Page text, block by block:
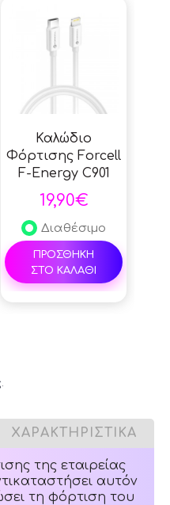
Καλώδιο
Φόρτισης Forcell
F-Energy C901
Type C σε
Lightning Mfi PD
3A 30w 1m - White
19,90€
Διαθέσιμο
ΠΡΟΣΘΗΚΗ
ΣΤΟ ΚΑΛΑΘΙ
ΧΑΡΑΚΤΗΡΙΣΤΙΚΑ
της εταιρείας
αυτόν
τη φόρτιση του